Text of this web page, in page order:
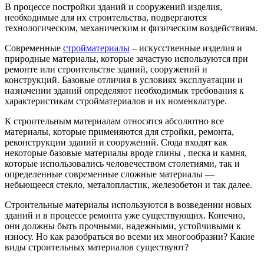
В процессе постройки зданий и сооружений изделия,
необходимые для их строительства, подвергаются
технологическим, механическим и физическим воздействиям.
Современные стройматериалы – искусственные изделия и
природные материалы, которые зачастую используются при
ремонте или строительстве зданий, сооружений и
конструкций. Базовые отличия в условиях эксплуатации и
назначении зданий определяют необходимык требования к
характеристикам стройматериалов и их номенклатуре.
К строительным материалам относятся абсолютно все
материалы, которые применяются для стройки, ремонта,
реконструкции зданий и сооружений. Сюда входят как
некоторые базовые материалы вроде глины , песка и камня,
которые использовались человечеством столетиями, так и
определенные современные сложные материалы —
небьющееся стекло, металопластик, железобетон и так далее.
Строительные материалы используются в возведении новых
зданий и в процессе ремонта уже существующих. Конечно,
они должны быть прочными, надежными, устойчивыми к
износу. Но как разобраться во всеми их многообразии? Какие
виды строительных материалов существуют?